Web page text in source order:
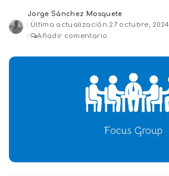
Posted
by
Jorge Sánchez Mosquete
Última actualización 27 octubre, 2024
Añadir comentario